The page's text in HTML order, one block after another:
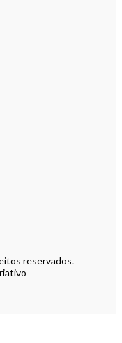
reservados.